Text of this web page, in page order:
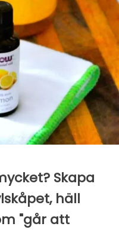
Skapa
häll
"går att